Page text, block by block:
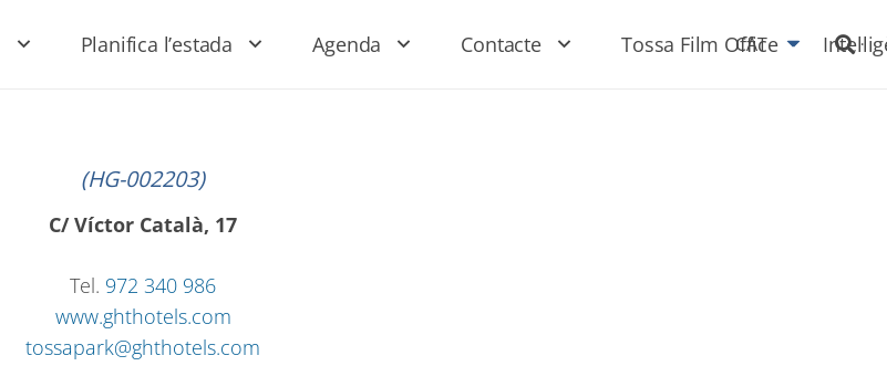
Planifica l’estada Agenda Contacte Tossa Film Office
CAT
(HG-002203)
C/ Víctor Català, 17
Tel. 972 340 986
www.ghthotels.com
tossapark@ghthotels.com